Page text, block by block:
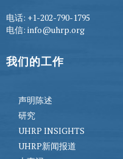
电话: +1-202-790-1795
电信: info@uhrp.org
我们的工作
声明陈述
研究
UHRP INSIGHTS
UHRP新闻报道